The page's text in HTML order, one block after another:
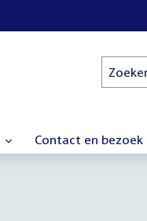
Zoeken
Contact en bezoek